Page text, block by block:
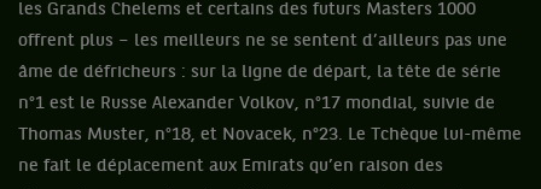
les Grands Chelems et certains des futurs Masters 1000
offrent plus – les meilleurs ne se sentent d’ailleurs pas une
âme de défricheurs : sur la ligne de départ, la tête de série
n°1 est le Russe Alexander Volkov, n°17 mondial, suivie de
Thomas Muster, n°18, et Novacek, n°23. Le Tchèque lui-même
ne fait le déplacement aux Emirats qu’en raison des